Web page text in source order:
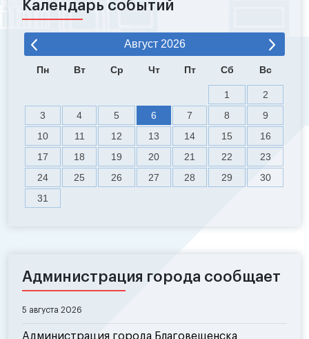
Календарь событий
Август 2026
Пн Вт Ср Чт Пт Сб Вс
1
2
3
4 5 6 7 8
9
10
11 12 13 14 15
16
17
18 19 20 21 22
23
24
25 26 27 28 29
30
31
Администрация города сообщает
5 августа 2026
Администрация города Благовещенска